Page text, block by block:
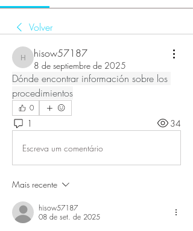
Volver
hisow57187
hisow57187
8 de septiembre de 2025
Dónde encontrar información sobre los
procedimientos
0
1 34
Escreva um comentário
Mais recente
hisow57187
08 de set. de 2025